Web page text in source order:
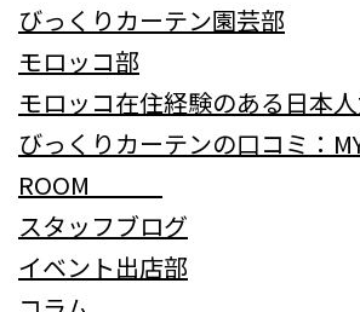
びっくりカーテン園芸部
モロッコ部
モロッコ在住経験のある日本
びっくりカーテンの口コミ：
ROOM
スタッフブログ
イベント出店部